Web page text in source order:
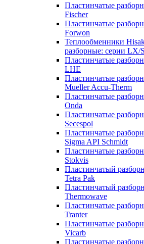
Пластинчатые
Fischer
Пластинчатые
Forwon
Теплообменники
разборные: серии
Пластинчатые
LHE
Пластинчатые
Mueller Accu-Therm
Пластинчатые
Onda
Пластинчатые
Secespol
Пластинчатые
Sigma API Schmidt
Пластинчатые
Stokvis
Пластинчатый
Tetra Pak
Пластинчатый
Thermowave
Пластинчатые
Tranter
Пластинчатые
Vicarb
Пластинчатые